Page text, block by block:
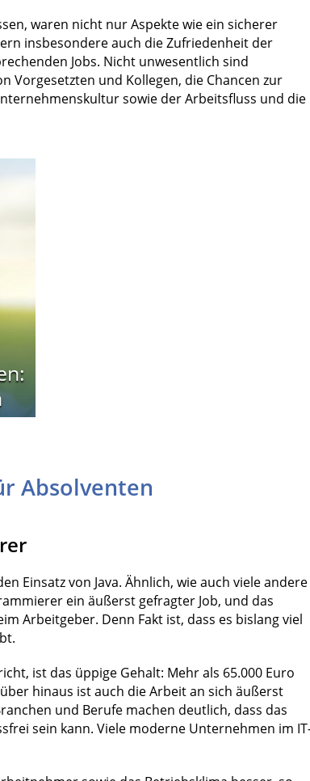
waren nicht nur Aspekte wie ein sicherer
insbesondere auch die Zufriedenheit der
Jobs. Nicht unwesentlich sind
Vorgesetzten und Kollegen, die Chancen zur
sowie der Arbeitsfluss und die
Absolventen
Einsatz von Java. Ähnlich, wie auch viele andere
ein äußerst gefragter Job, und das
Arbeitgeber. Denn Fakt ist, dass es bislang viel
ist das üppige Gehalt: Mehr als 65.000 Euro
hinaus ist auch die Arbeit an sich äußerst
und Berufe machen deutlich, dass das
sein kann. Viele moderne Unternehmen im
Arbeitslosengeld: Wofür bekommt
Produkttester werden und Geld